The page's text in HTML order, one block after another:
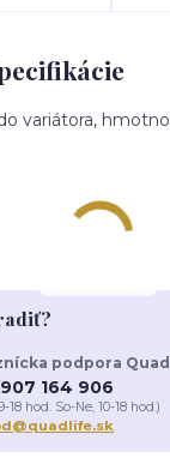
variátora,
podpora
164 906
18 hod. So-Ne, 10-18 hod.)